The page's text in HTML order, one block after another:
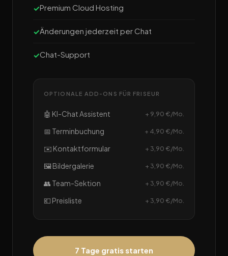
Premium Cloud Hosting
Änderungen jederzeit per Chat
Chat-Support
OPTIONALE ADD-ONS FÜR FRISEUR
🤖 KI-Chat Assistent + 9,90 €/Mo.
📅 Terminbuchung + 4,90 €/Mo.
✉️ Kontaktformular + 3,90 €/Mo.
🖼️ Bildergalerie + 3,90 €/Mo.
👥 Team-Sektion + 3,90 €/Mo.
💶 Preisliste + 3,90 €/Mo.
7 Tage gratis starten